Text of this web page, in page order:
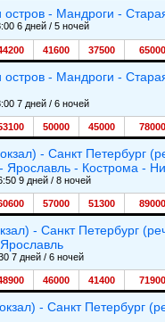
- Мандроги -
6 дней / 5 ночей
41600 37500 65000
- Мандроги -
7 дней / 6 ночей
50000 45000 78000
- Санкт Петербург
- Кострома -
9 дней / 8 ночей
57000 51300 89000
- Санкт Петербург
7 дней / 6 ночей
46000 41400 71900
- Санкт Петербург